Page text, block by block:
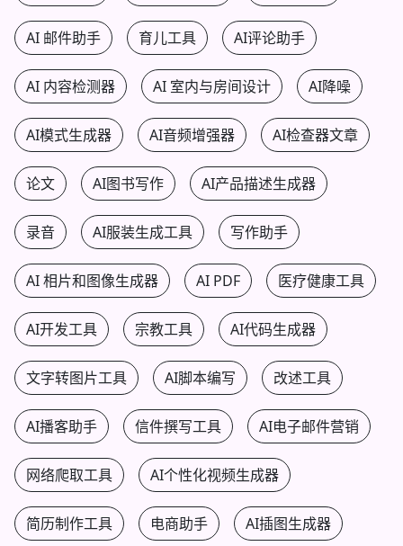
AI 邮件助手 育儿工具 AI评论助手
AI 内容检测器 AI 室内与房间设计 AI降噪
AI模式生成器 AI音频增强器 AI检查器文章
论文 AI图书写作 AI产品描述生成器
录音 AI服装生成工具 写作助手
AI 相片和图像生成器 AI PDF 医疗健康工具
AI开发工具 宗教工具 AI代码生成器
文字转图片工具 AI脚本编写 改述工具
AI播客助手 信件撰写工具 AI电子邮件营销
网络爬取工具 AI个性化视频生成器
简历制作工具 电商助手 AI插图生成器